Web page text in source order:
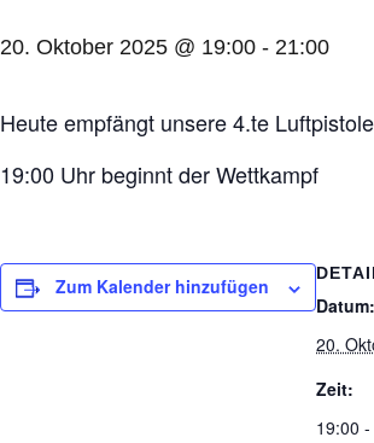
20. Oktober 2025 @ 19:00 - 21:00
Heute emp­fängt unsere 4.te
19:00 Uhr beginnt der Wettkampf
Zum Kalender hinzufügen
Datum:
20.
Zeit:
19:00